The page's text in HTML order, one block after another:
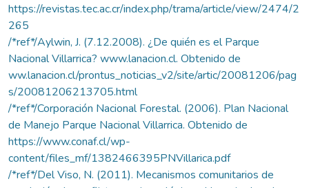
https://revistas.tec.ac.cr/index.php/trama/article/view/2474/2
265
/*ref*/Aylwin, J. (7.12.2008). ¿De quién es el Parque
Nacional Villarrica? www.lanacion.cl. Obtenido de
ww.lanacion.cl/prontus_noticias_v2/site/artic/20081206/pag
s/20081206213705.html
/*ref*/Corporación Nacional Forestal. (2006). Plan Nacional
de Manejo Parque Nacional Villarrica. Obtenido de
https://www.conaf.cl/wp-
content/files_mf/1382466395PNVillarica.pdf
/*ref*/Del Viso, N. (2011). Mecanismos comunitarios de